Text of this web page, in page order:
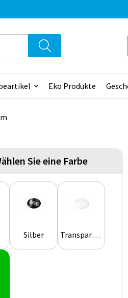
Eko Produkte
Sie eine Farbe
Silber Transparent